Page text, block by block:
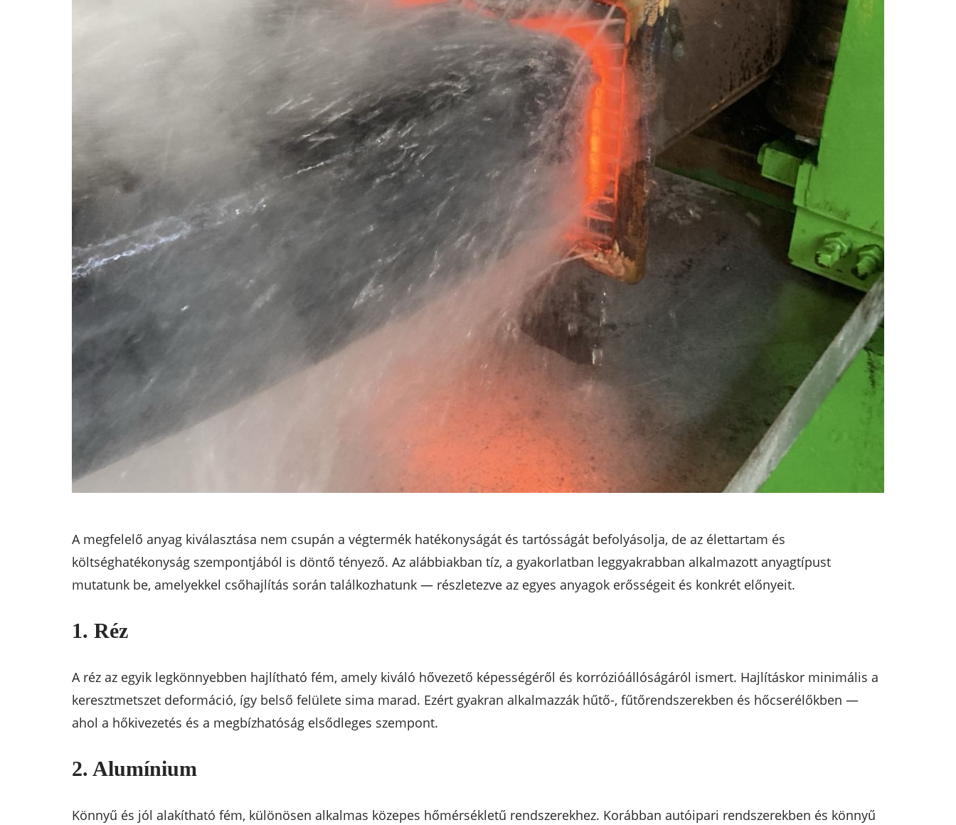
A megfelelő anyag kiválasztása nem csupán a végtermék hatékonyságát és tartósságát befolyásolja, de az élettartam és
költséghatékonyság szempontjából is döntő tényező. Az alábbiakban tíz, a gyakorlatban leggyakrabban alkalmazott anyagtípust
mutatunk be, amelyekkel csőhajlítás során találkozhatunk — részletezve az egyes anyagok erősségeit és konkrét előnyeit.
1. Réz
A réz az egyik legkönnyebben hajlítható fém, amely kiváló hővezető képességéről és korrózióállóságáról ismert. Hajlításkor minimális a
keresztmetszet deformáció, így belső felülete sima marad. Ezért gyakran alkalmazzák hűtő-, fűtőrendszerekben és hőcserélőkben —
ahol a hőkivezetés és a megbízhatóság elsődleges szempont.
2. Alumínium
Könnyű és jól alakítható fém, különösen alkalmas közepes hőmérsékletű rendszerekhez. Korábban autóipari rendszerekben és könnyű